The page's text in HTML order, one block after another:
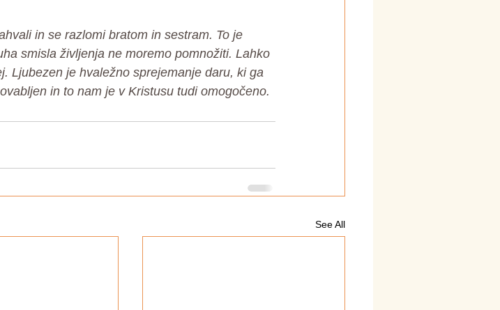
in se razlomi bratom in sestram. To je
smisla življenja ne moremo pomnožiti. Lahko
Ljubezen je hvaležno sprejemanje daru, ki ga
in to nam je v Kristusu tudi omogočeno.
See All